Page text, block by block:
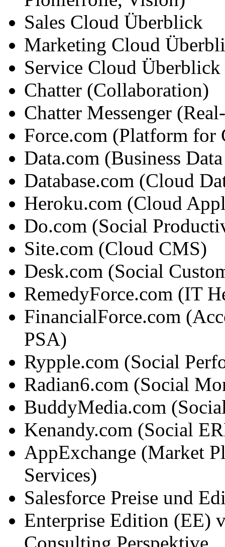
Sales Cloud Überblick
Marketing Cloud
Service Cloud Überblick
Chatter (Collaboration)
Chatter Messenger
Force.com (Platform for
Data.com (Business
Database.com (Cloud
Heroku.com (Cloud
Do.com (Social
Site.com (Cloud CMS)
Desk.com (Social
RemedyForce.com (IT
FinancialForce.com
PSA)
Rypple.com (Social
Radian6.com (Social
BuddyMedia.com
Kenandy.com (Social
AppExchange (Market
Services)
Salesforce Preise und
Enterprise Edition (EE)
Consulting Perspektive